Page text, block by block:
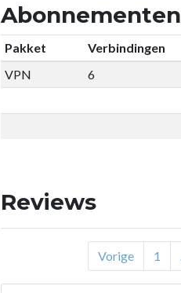
Abonnementen
Pakket Verbindingen
VPN
6
Reviews
Vorige 1